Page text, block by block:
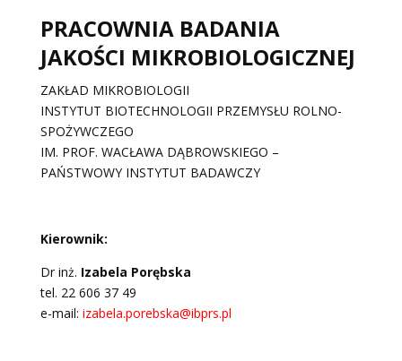
PRACOWNIA BADANIA
JAKOŚCI MIKROBIOLOGICZNEJ
ZAKŁAD MIKROBIOLOGII
INSTYTUT BIOTECHNOLOGII PRZEMYSŁU ROLNO-
SPOŻYWCZEGO
IM. PROF. WACŁAWA DĄBROWSKIEGO –
PAŃSTWOWY INSTYTUT BADAWCZY
Kierownik:
Dr inż. Izabela Porębska
tel. 22 606 37 49
e-mail: izabela.porebska@ibprs.pl